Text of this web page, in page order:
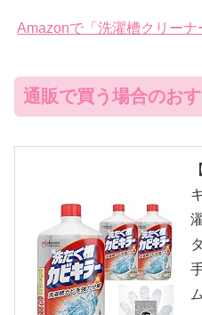
Amazonで「洗濯槽クリー
通販で買う場合のお